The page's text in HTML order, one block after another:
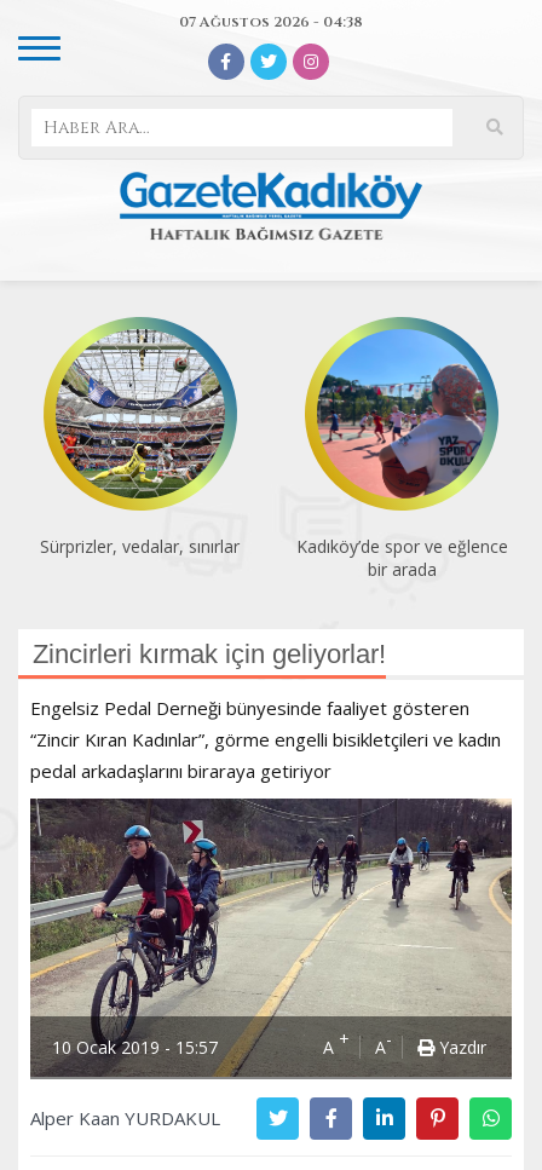
07 Ağustos 2026 - 04:38
Kadıköy’de spor ve eğlence
Acıbadem Yüzme Havuzu
yenilendi
Zincirleri kırmak için geliyorlar!
Engelsiz Pedal Derneği bünyesinde faaliyet gösteren
“Zincir Kıran Kadınlar”, görme engelli bisikletçileri ve kadın
pedal arkadaşlarını biraraya getiriyor
10 Ocak 2019 - 15:57 A + A- Yazdır
Alper Kaan YURDAKUL